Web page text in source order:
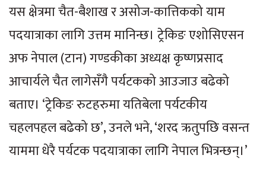
यस क्षेत्रमा चैत-बैशाख र असोज-कात्तिकको याम
पदयात्राका लागि उत्तम मानिन्छ। ट्रेकिङ एशोसिएसन
अफ नेपाल (टान) गण्डकीका अध्यक्ष कृष्णप्रसाद
आचार्यले चैत लागेसँगै पर्यटकको आउजाउ बढेको
बताए। ‘ट्रेकिङ रुटहरुमा यतिबेला पर्यटकीय
चहलपहल बढेको छ’, उनले भने, ‘शरद ऋतुपछि वसन्त
याममा धेरै पर्यटक पदयात्राका लागि नेपाल भित्रन्छन्।’